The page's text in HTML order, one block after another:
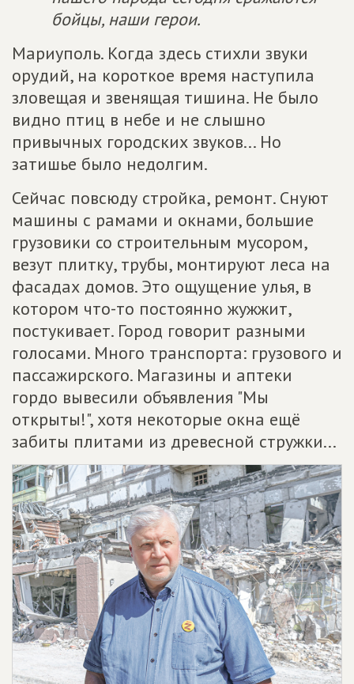
бойцы, наши герои.
Мариуполь. Когда здесь стихли звуки
орудий, на короткое время наступила
зловещая и звенящая тишина. Не было
видно птиц в небе и не слышно
привычных городских звуков... Но
затишье было недолгим.
Сейчас повсюду стройка, ремонт. Снуют
машины с рамами и окнами, большие
грузовики со строительным мусором,
везут плитку, трубы, монтируют леса на
фасадах домов. Это ощущение улья, в
котором что-то постоянно жужжит,
постукивает. Город говорит разными
голосами. Много транспорта: грузового и
пассажирского. Магазины и аптеки
гордо вывесили объявления "Мы
открыты!", хотя некоторые окна ещё
забиты плитами из древесной стружки...